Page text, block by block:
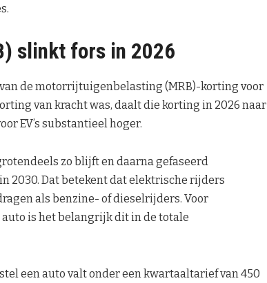
slinkt fors in 2026
de motorrijtuigenbelasting (MRB)-korting voor
van kracht was, daalt die korting in 2026 naar
EV’s substantieel hoger.
zo blijft en daarna gefaseerd
2030. Dat betekent dat elektrische rijders
als benzine- of dieselrijders. Voor
is het belangrijk dit in de totale
een auto valt onder een kwartaaltarief van 450